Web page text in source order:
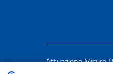
Attuazione Misure